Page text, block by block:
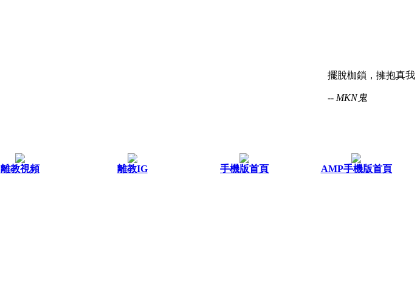
擺脫枷鎖，擁抱真我
-- MKN鬼
離教視頻 離教IG 手機版首頁 AMP手機版首頁